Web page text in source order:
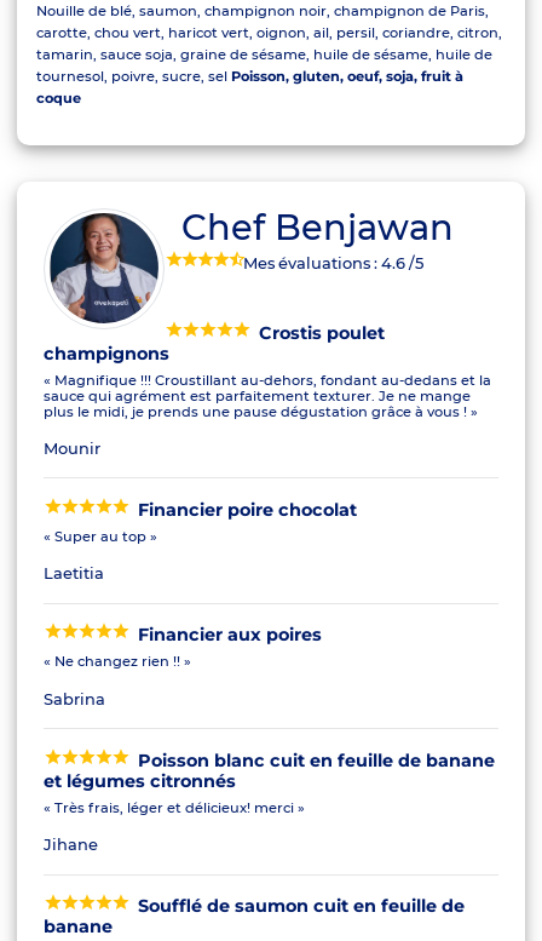
Nouille de blé, saumon, champignon noir, champignon de Paris,
carotte, chou vert, haricot vert, oignon, ail, persil, coriandre, citron,
tamarin, sauce soja, graine de sésame, huile de sésame, huile de
tournesol, poivre, sucre, sel Poisson, gluten, oeuf, soja, fruit à
coque
Chef Benjawan
Mes évaluations :4.6/5
Crostis poulet
champignons
« Magnifique !!! Croustillant au-dehors, fondant au-dedans et la
sauce qui agrément est parfaitement texturer. Je ne mange
plus le midi, je prends une pause dégustation grâce à vous ! »
Mounir
Financier poire chocolat
« Super au top »
Laetitia
Financier aux poires
« Ne changez rien !! »
Sabrina
Poisson blanc cuit en feuille de banane
et légumes citronnés
« Très frais, léger et délicieux! merci »
Jihane
Soufflé de saumon cuit en feuille de
banane